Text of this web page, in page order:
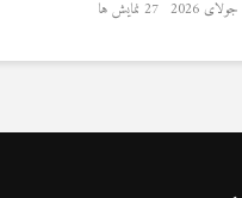
27 نمایش ها